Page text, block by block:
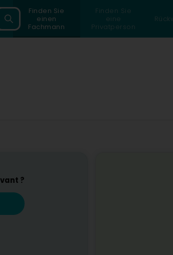
Finden Sie
einen
Fachmann
Finden Sie
eine
Privatperson
?